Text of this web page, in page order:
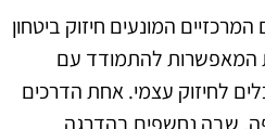
המונעים חיזוק ביטחון
המאפשרות להתמודד עם
לחיזוק עצמי. אחת הדרכים